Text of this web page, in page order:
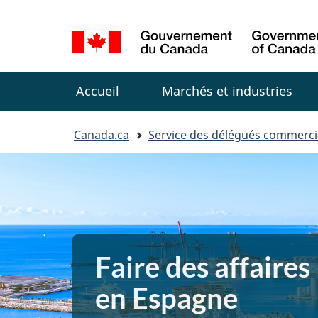
de
la
langue
Menu
Accueil Marchés et industries
You
are
Canada.ca Service des délégués
Faire des affaires
en Espagne